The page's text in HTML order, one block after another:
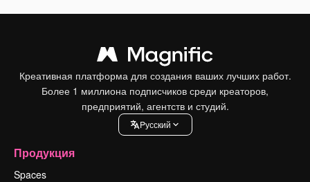
Креативная платформа для создания ваших лучших работ.
Более 1 миллиона подписчиков среди креаторов,
предприятий, агентств и студий.
Pусский
Продукция
Spaces